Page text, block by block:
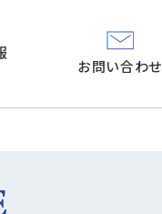
お問い合わせ